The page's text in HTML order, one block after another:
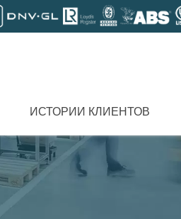
ИСТОРИИ КЛИЕНТОВ